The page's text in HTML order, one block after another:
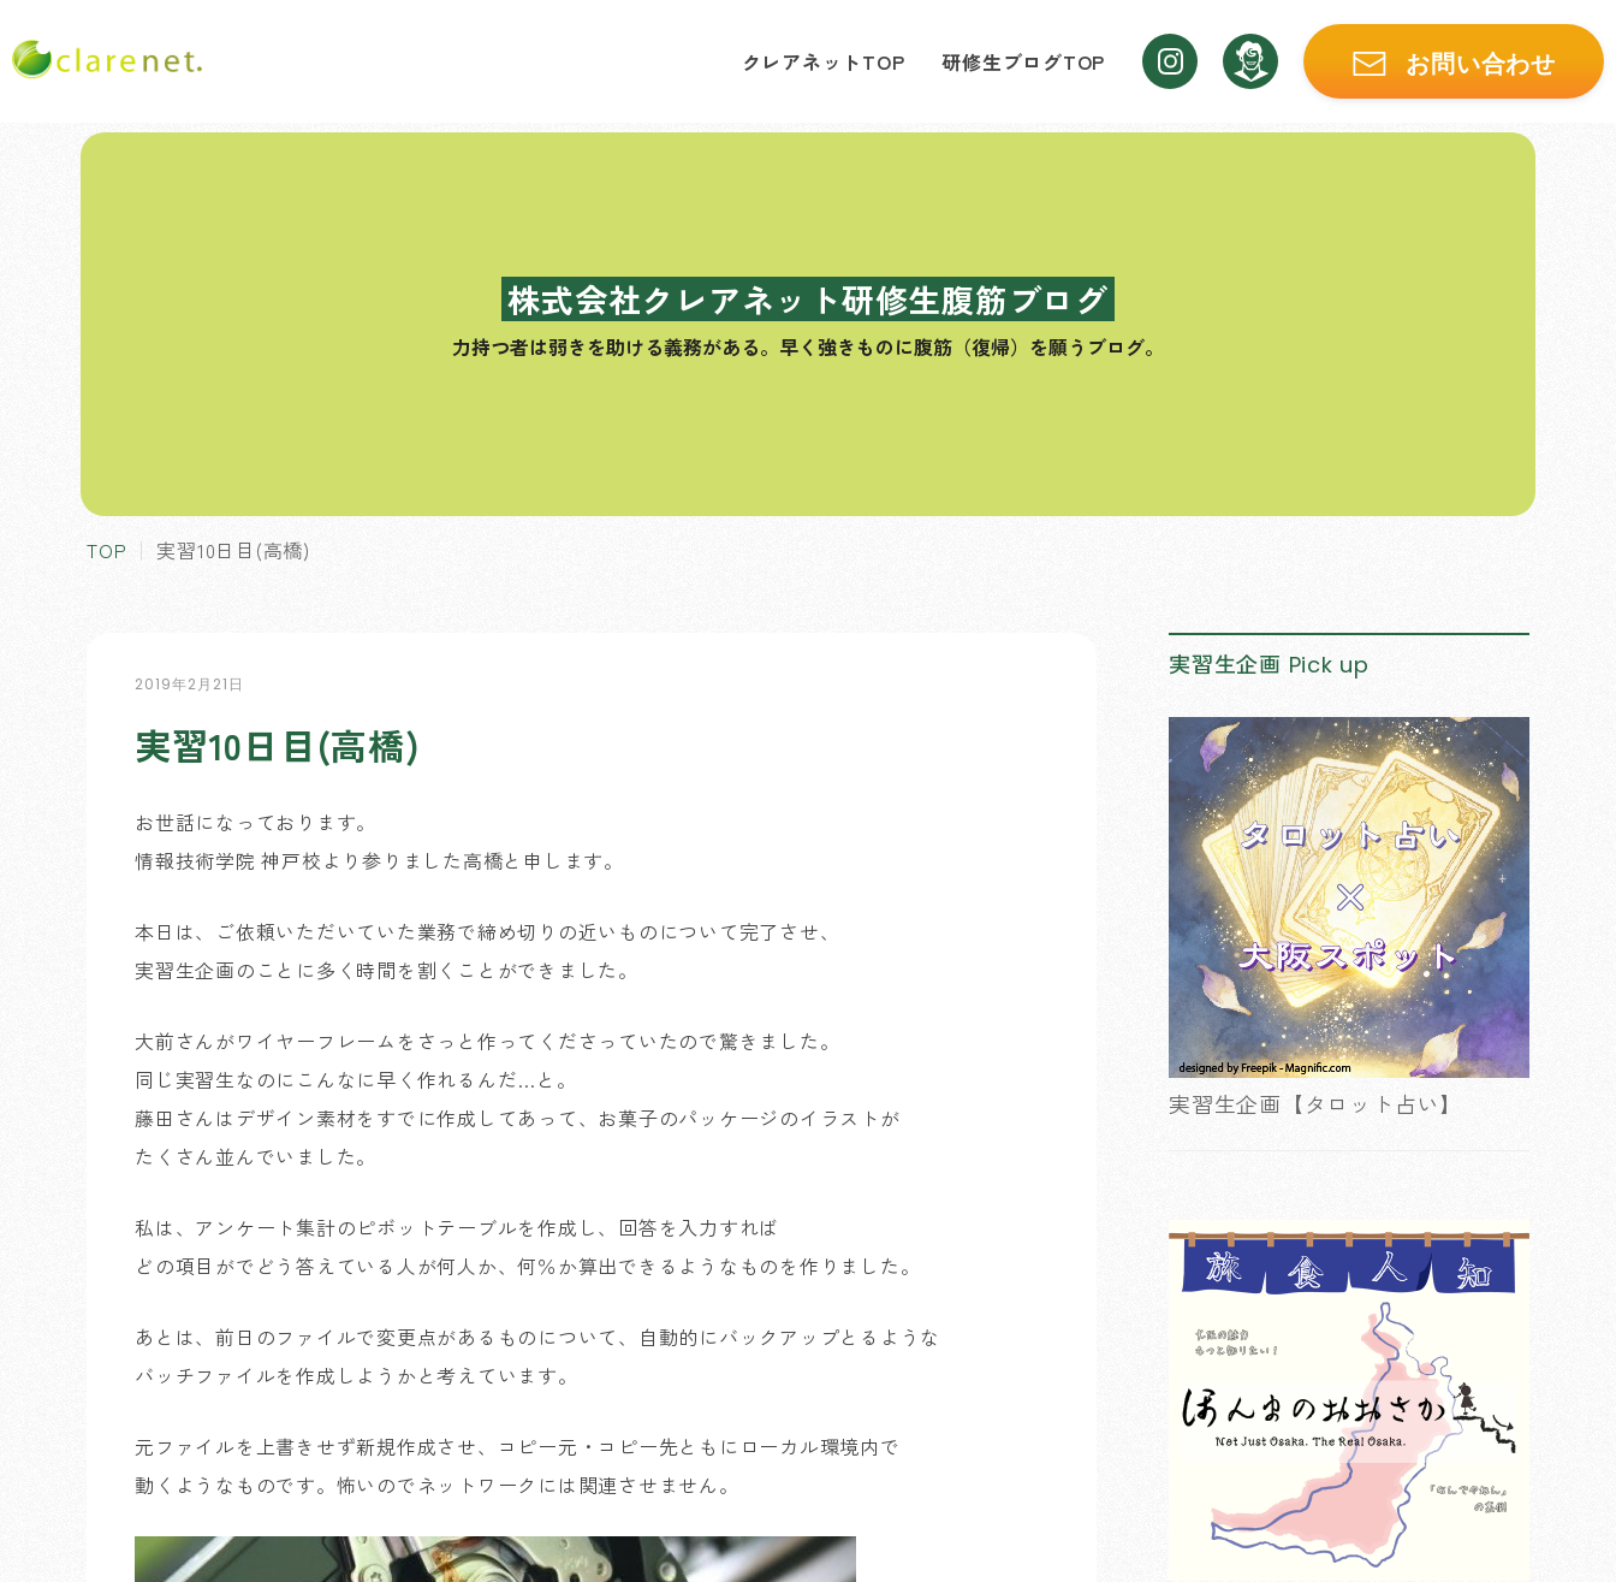
クレアネットTOP 研修生ブログTOP お問い合わせ
株式会社クレアネット研修生腹筋ブログ
力持つ者は弱きを助ける義務がある。 早く強きものに腹筋（復帰）を願うブログ。
TOP 実習10日目(高橋)
2019年2月21日
実習10日目(高橋)
お世話になっております。
情報技術学院 神戸校より参りました高橋と申します。
本日は、ご依頼いただいていた業務で締め切りの近いものについて完了させ、
実習生企画のことに多く時間を割くことができました。
大前さんがワイヤーフレームをさっと作ってくださっていたので驚きました。
同じ実習生なのにこんなに早く作れるんだ…と。
藤田さんはデザイン素材をすでに作成してあって、お菓子のパッケージのイラストが
たくさん並んでいました。
私は、アンケート集計のピボットテーブルを作成し、回答を入力すれば
どの項目がでどう答えている人が何人か、何％か算出できるようなものを作りました。
あとは、前日のファイルで変更点があるものについて、自動的にバックアップとるような
バッチファイルを作成しようかと考えています。
元ファイルを上書きせず新規作成させ、コピー元・コピー先ともにローカル環境内で
動くようなものです。怖いのでネットワークには関連させません。
実習生企画 Pick up
実習生企画【タロット占い】